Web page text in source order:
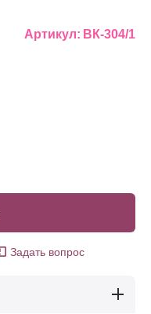
Артикул: ВК-304/1
Задать вопрос